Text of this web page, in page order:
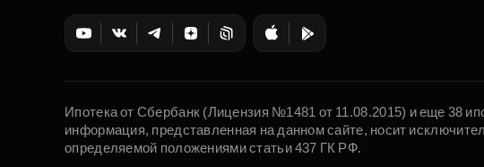
Ипотека от Сбербанк (Лицензия №1481 от 11.08.2015) и еще 38
информация, представленная на данном сайте, носит
определяемой положениями статьи 437 ГК РФ.